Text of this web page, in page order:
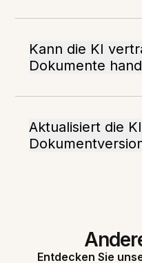
Kann die KI
Dokumente
Aktualisiert die
Entdecken Sie